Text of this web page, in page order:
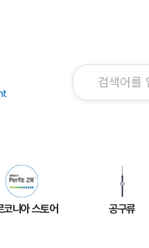
코니아 스토어 공구류